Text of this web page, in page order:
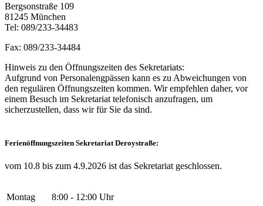
Bergsonstraße 109
81245 München
Tel: 089/233-34483
Fax: 089/233-34484
Hinweis zu den Öffnungszeiten des Sekretariats:
Aufgrund von Personalengpässen kann es zu Abweichungen von
den regulären Öffnungszeiten kommen. Wir empfehlen daher, vor
einem Besuch im Sekretariat telefonisch anzufragen, um
sicherzustellen, dass wir für Sie da sind.
Ferienöffnungszeiten Sekretariat Deroystraße:
vom 10.8 bis zum 4.9.2026 ist das Sekretariat geschlossen.
Montag 8:00 - 12:00 Uhr